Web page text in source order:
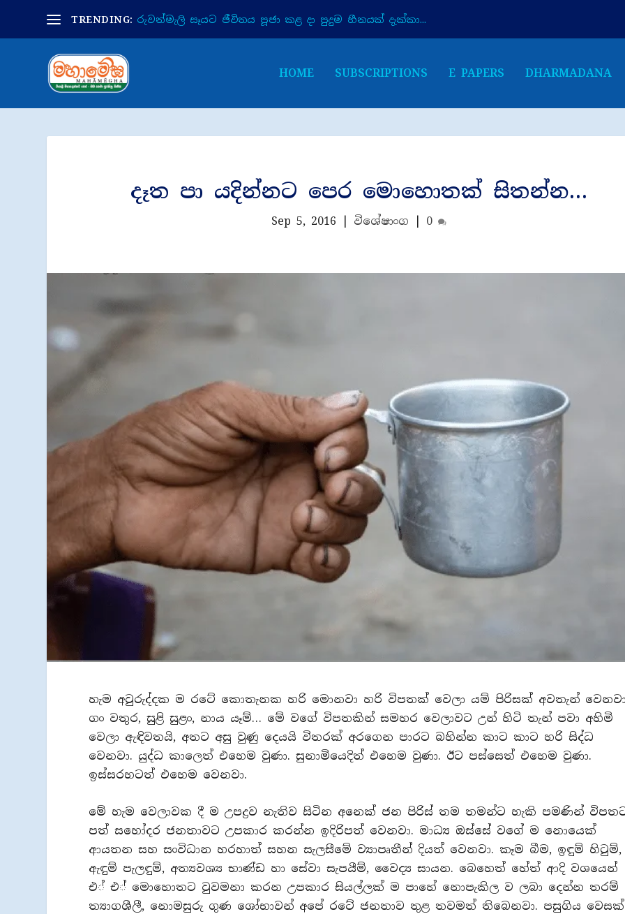
TRENDING: රුවන්මැලි සෑයට ජීවිතය පූජා කළ දා පුදුම හීනයක් දැක්කා...
HOME SUBSCRIPTIONS E PAPERS DHARMADANA
දෑත පා යදින්නට පෙර මොහොතක් සිතන්න…
Sep 5, 2016 විශේෂාංග 0
හැම අවුරුද්දක ම රටේ කොතැනක හරි මොනවා හරි විපතක් වෙලා යම් පිරිසක් අවතැන්
ගං වතුර, සුළි සුළං, නාය යෑම්… මේ වගේ විපතකින් සමහර වෙලාවට උන් හිටි තැන් පවා අහිමි
වෙලා ඇඳිවතයි, අතට අසු වුණු දෙයයි විතරක් අරගෙන පාරට බහින්න කාට කාට හරි සිද්ධ
වෙනවා. යුද්ධ කාලෙත් එහෙම වුණා. සුනාමියෙදිත් එහෙම වුණා. ඊට පස්සෙත් එහෙම වුණා.
ඉස්සරහටත් එහෙම වෙනවා.
මේ හැම වෙලාවක දී ම උපද්‍රව නැතිව සිටින අනෙක් ජන පිරිස් තම තමන්ට හැකි පමණින්
පත් සහෝදර ජනතාවට උපකාර කරන්න ඉදිරිපත් වෙනවා. මාධ්‍ය ඔස්සේ වගේ ම නොයෙක්
ආයතන සහ සංවිධාන හරහාත් සහන සැලසීමේ ව්‍යාපෘතීන් දියත් වෙනවා. කෑම බීම, ඉඳුම් හිටුම්,
ඇඳුම් පැලඳුම්, අත්‍යවශ්‍ය භාණ්ඩ හා සේවා සැපයීම්, වෛද්‍ය සායන. බෙහෙත් හේත් ආදි වශයෙන්
එ් එ් මොහොතට වුවමනා කරන උපකාර සියල්ලක් ම පාහේ නොපැකිල ව ලබා දෙන්න තරම්
ත්‍යාගශීලී, නොමසුරු ගුණ ශෝභාවන් අපේ රටේ ජනතාව තුළ තවමත් තිබෙනවා. පසුගිය වෙසක්